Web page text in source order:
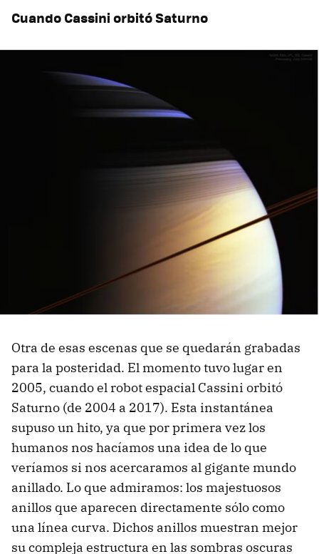
Cuando Cassini orbitó Saturno
Otra de esas escenas que se quedarán grabadas
para la posteridad. El momento tuvo lugar en
2005, cuando el robot espacial Cassini orbitó
Saturno (de 2004 a 2017). Esta instantánea
supuso un hito, ya que por primera vez los
humanos nos hacíamos una idea de lo que
veríamos si nos acercaramos al gigante mundo
anillado. Lo que admiramos: los majestuosos
anillos que aparecen directamente sólo como
una línea curva. Dichos anillos muestran mejor
su compleja estructura en las sombras oscuras